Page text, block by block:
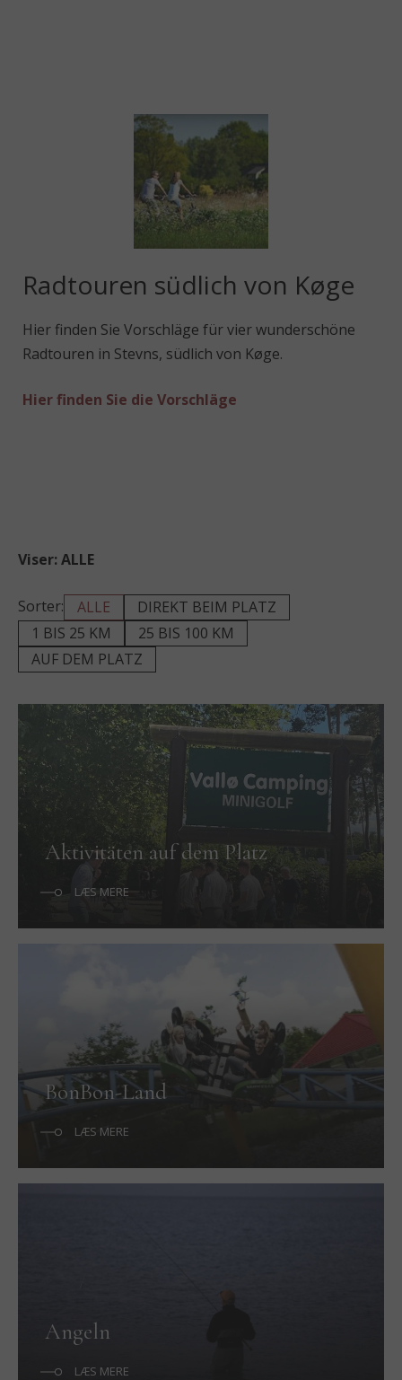
Radtouren südlich von Køge
Hier finden Sie Vorschläge für vier wunderschöne
Radtouren in Stevns, südlich von Køge.
Hier finden Sie die Vorschläge
Viser:ALLE
Sorter: ALLE
DIREKT BEIM PLATZ
1 BIS 25 KM
25 BIS 100 KM
AUF DEM PLATZ
Aktivitäten auf dem Platz
LÆS MERE
BonBon-Land
LÆS MERE
Angeln
LÆS MERE